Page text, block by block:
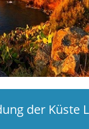
der Küste